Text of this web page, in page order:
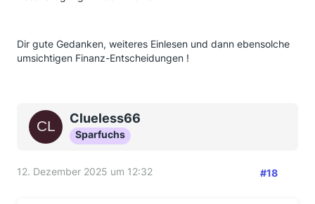
Dir gute Gedanken, weiteres Einlesen und dann ebensolche
umsichtigen Finanz-Entscheidungen !
Clueless66
Sparfuchs
12. Dezember 2025 um 12:32 #18